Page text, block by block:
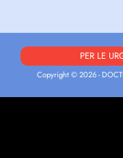
PER LE
Copyright © 2026 -